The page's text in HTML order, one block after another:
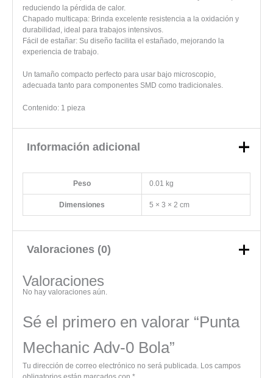
reduciendo la pérdida de calor.
Chapado multicapa: Brinda excelente resistencia a la oxidación y
durabilidad, ideal para trabajos intensivos.
Fácil de estañar: Su diseño facilita el estañado, mejorando la
experiencia de trabajo.
Un tamaño compacto perfecto para usar bajo microscopio,
adecuada tanto para componentes SMD como tradicionales.
Contenido: 1 pieza
Información adicional
Peso 0.01 kg
Dimensiones 5 × 3 × 2 cm
Valoraciones (0)
Valoraciones
No hay valoraciones aún.
Sé el primero en valorar “Punta
Mechanic Adv-0 Bola”
Tu dirección de correo electrónico no será publicada. Los campos